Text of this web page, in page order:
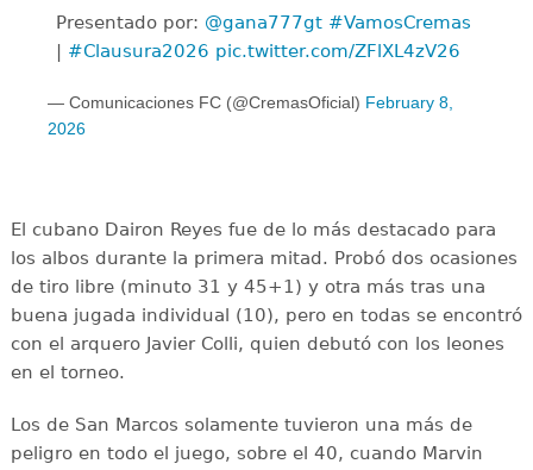
Presentado por: @gana777gt #VamosCremas
| #Clausura2026 pic.twitter.com/ZFlXL4zV26
— Comunicaciones FC (@CremasOficial) February 8,
2026
El cubano Dairon Reyes fue de lo más destacado para
los albos durante la primera mitad. Probó dos ocasiones
de tiro libre (minuto 31 y 45+1) y otra más tras una
buena jugada individual (10), pero en todas se encontró
con el arquero Javier Colli, quien debutó con los leones
en el torneo.
Los de San Marcos solamente tuvieron una más de
peligro en todo el juego, sobre el 40, cuando Marvin